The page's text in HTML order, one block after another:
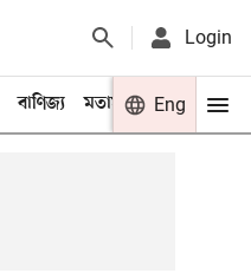
Login
বাণিজ্য মতামত খেলা
Eng